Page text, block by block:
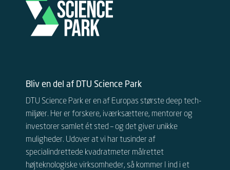
Bliv en del af DTU Science Park
DTU Science Park er en af Europas største deep tech-
miljøer. Her er forskere, iværksættere, mentorer og
investorer samlet ét sted – og det giver unikke
muligheder. Udover at vi har tusinder af
specialindrettede kvadratmeter målrettet
højteknologiske virksomheder, så kommer I ind i et